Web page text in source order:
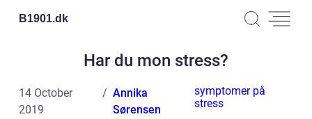
B1901.dk
Har du mon stress?
14 October
2019
Annika
Sørensen
symptomer på
stress